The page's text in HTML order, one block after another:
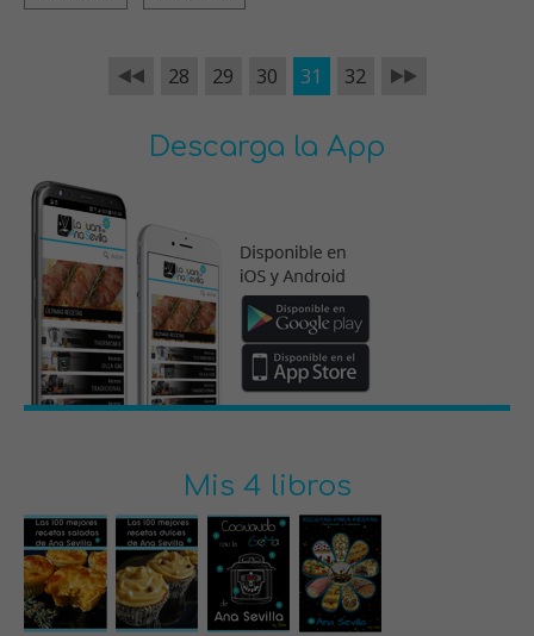
28 29 30 31 32
Descarga la App
Mis 4 libros